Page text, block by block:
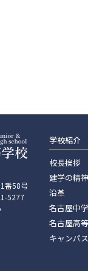
番58号
5277
学校紹介
校長挨拶
建学の精神
沿革
名古屋中
名古屋高
キャンパ